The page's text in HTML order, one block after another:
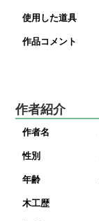
使用した道具
作品コメント
作者紹介
作者名
性別
年齢
木工歴